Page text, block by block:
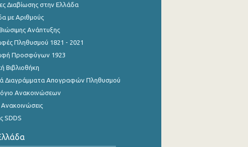
Διαβίωσης στην Ελλάδα
με Αριθμούς
Ανάπτυξης
Πληθυσμού 1821 - 2021
Προσφύγων 1923
Βιβλιοθήκη
Διαγράμματα Απογραφών Πληθυσμού
Ανακοινώσεων
SDDS